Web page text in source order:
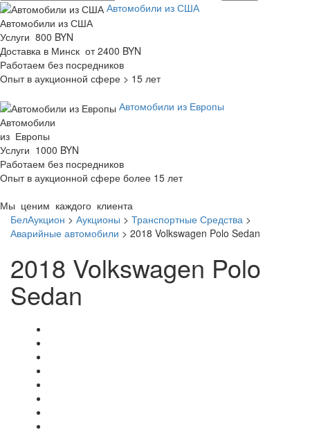
Автомобили из США
Автомобили из США
Услуги 800 BYN
Доставка в Минск от 2400 BYN
Работаем без посредников
Опыт в аукционной сфере > 15 лет
Автомобили из Европы
Автомобили
из Европы
Услуги 1000 BYN
Работаем без посредников
Опыт в аукционной сфере более 15 лет
Мы ценим каждого клиента
БелАукцион > Аукционы > Транспортные Средства >
Аварийные автомобили > 2018 Volkswagen Polo Sedan
2018 Volkswagen Polo
Sedan